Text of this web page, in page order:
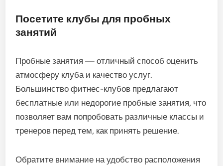
Посетите клубы для пробных
занятий
Пробные занятия — отличный способ оценить
атмосферу клуба и качество услуг.
Большинство фитнес-клубов предлагают
бесплатные или недорогие пробные занятия, что
позволяет вам попробовать различные классы и
тренеров перед тем, как принять решение.
Обратите внимание на удобство расположения